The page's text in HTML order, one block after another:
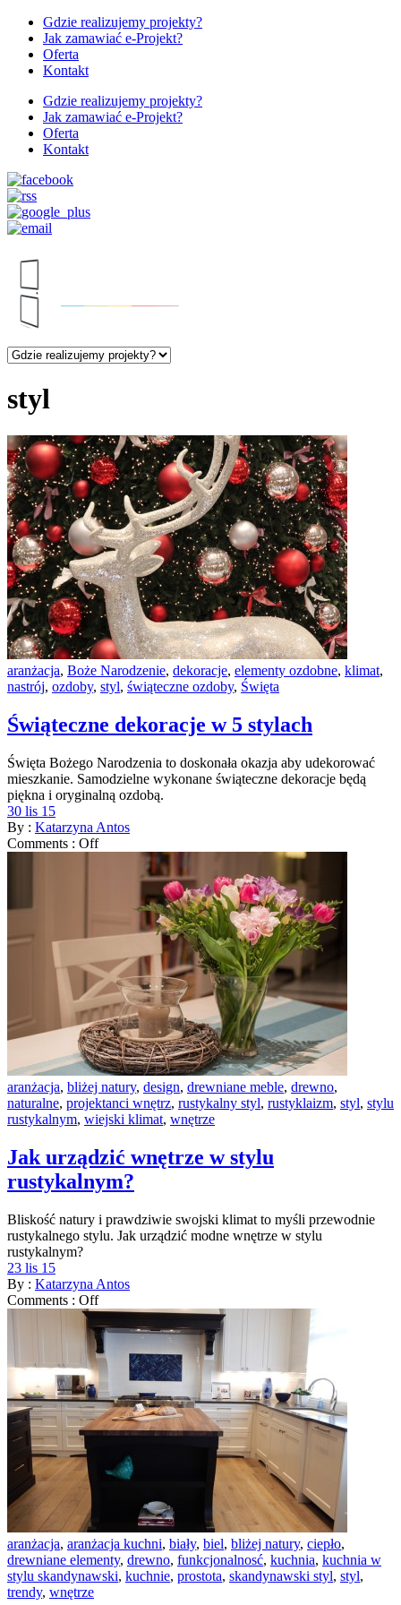
Gdzie realizujemy projekty?
Jak zamawiać e-Projekt?
Oferta
Kontakt
Gdzie realizujemy projekty?
Jak zamawiać e-Projekt?
Oferta
Kontakt
styl
aranżacja, Boże Narodzenie, dekoracje, elementy ozdobne, klimat,
nastrój, ozdoby, styl, świąteczne ozdoby, Święta
Świąteczne dekoracje w 5 stylach
Święta Bożego Narodzenia to doskonała okazja aby udekorować
mieszkanie. Samodzielne wykonane świąteczne dekoracje będą
piękna i oryginalną ozdobą.
30 lis 15
By : Katarzyna Antos
Comments : Off
aranżacja, bliżej natury, design, drewniane meble, drewno,
naturalne, projektanci wnętrz, rustykalny styl, rustyklaizm, styl, stylu
rustykalnym, wiejski klimat, wnętrze
Jak urządzić wnętrze w stylu
rustykalnym?
Bliskość natury i prawdziwie swojski klimat to myśli przewodnie
rustykalnego stylu. Jak urządzić modne wnętrze w stylu
rustykalnym?
23 lis 15
By : Katarzyna Antos
Comments : Off
aranżacja, aranżacja kuchni, biały, biel, bliżej natury, ciepło,
drewniane elementy, drewno, funkcjonalnosć, kuchnia, kuchnia w
stylu skandynawski, kuchnie, prostota, skandynawski styl, styl,
trendy, wnętrze